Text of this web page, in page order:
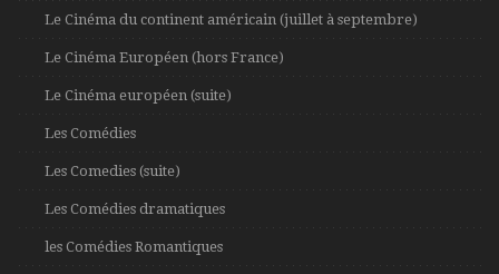
Le Cinéma du continent américain (juillet à septembre)
Le Cinéma Européen (hors France)
Le Cinéma européen (suite)
Les Comédies
Les Comedies (suite)
Les Comédies dramatiques
les Comédies Romantiques